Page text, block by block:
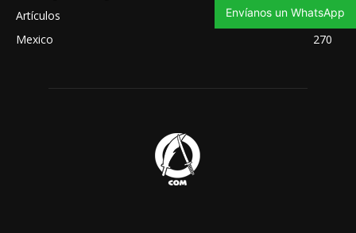
Artículos
275
Mexico
270
Envíanos un WhatsApp